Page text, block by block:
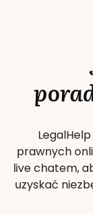
prawnych
live chatem,
uzyskać